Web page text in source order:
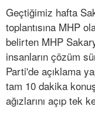
Geçtiğimiz hafta
toplantısına MHP
belirten MHP
insanların çözüm
Parti'de açıklama
tam 10 dakika
ağızlarını açıp tek